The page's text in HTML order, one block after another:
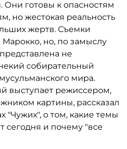
Они готовы к опасностям
но жестокая реальность
жертв. Съемки
но, по замыслу
не
собирательный
мира.
выступает режиссером,
картины, рассказал
"Чужих", о том, какие темы
сегодня и почему "все